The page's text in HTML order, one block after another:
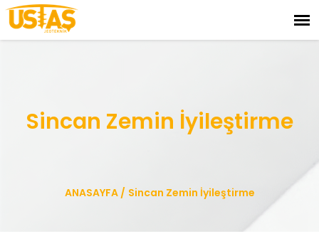
Sincan Zemin İyileştirme
ANASAYFA/ Sincan Zemin İyileştirme